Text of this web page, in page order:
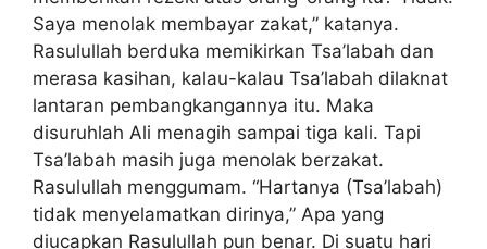
Saya menolak membayar zakat,” katanya.
Rasulullah berduka memikirkan Tsa’labah dan
merasa kasihan, kalau-kalau Tsa’labah dilaknat
lantaran pembangkangannya itu. Maka
disuruhlah Ali menagih sampai tiga kali. Tapi
Tsa’labah masih juga menolak berzakat.
Rasulullah menggumam. “Hartanya (Tsa’labah)
tidak menyelamatkan dirinya,” Apa yang
diucapkan Rasulullah pun benar. Di suatu hari